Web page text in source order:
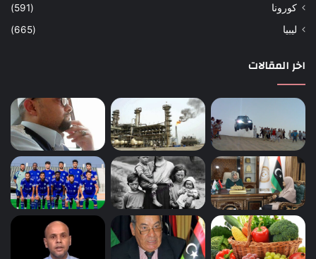
كورونا
(591)
ليبيا
(665)
اخر المقالات